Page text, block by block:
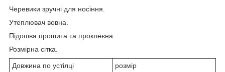
Черевики зручні для носіння.
Утеплювач вовна.
Підошва прошита та проклеєна.
Розмірна сітка.
Довжина по устілці
розмір